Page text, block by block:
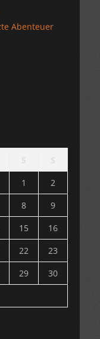
Abenteuer
1
2
8
9
15
16
22
23
29
30